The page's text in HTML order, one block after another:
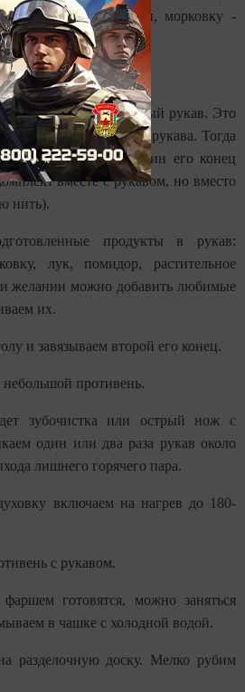
Лук - полукольцами, морковку -
нарежем кубиком.
кулинарный рукав. Это
плотная плёнка в виде рукава. Тогда
рукава, закрываем один его конец
вместе с рукавом, но вместо
нить).
продукты в рукав:
лук, помидор, растительное
желании можно добавить любимые
их.
и завязываем второй его конец.
противень.
зубочистка или острый нож с
один или два раза рукав около
лишнего горячего пара.
включаем на нагрев до 180-
с рукавом.
готовятся, можно заняться
в чашке с холодной водой.
разделочную доску. Мелко рубим